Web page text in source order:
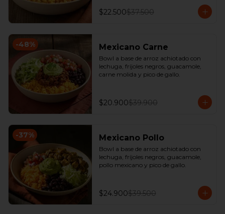
$22.500$37.500
-48% Mexicano Carne
Bowl a base de arroz achiotado con
lechuga, fríjoles negros, guacamole,
carne molida y pico de gallo.
$20.900$39.900
-37% Mexicano Pollo
Bowl a base de arroz achiotado con
lechuga, fríjoles negros, guacamole,
pollo mexicano y pico de gallo.
$24.900$39.500